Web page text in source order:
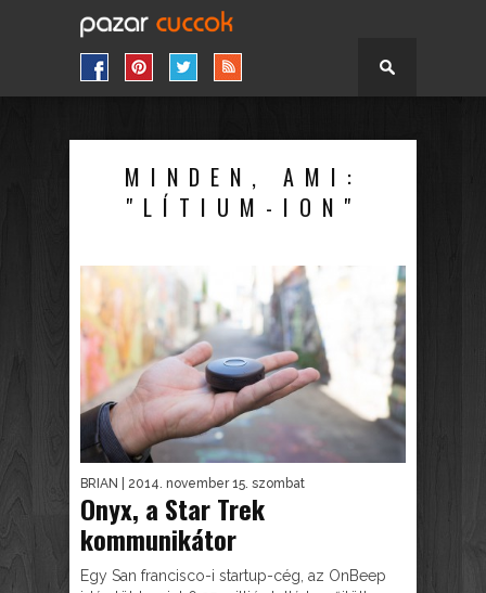
MINDEN, AMI:
"LÍTIUM-ION"
BRIAN | 2014. november 15. szombat
Onyx, a Star Trek
kommunikátor
Egy San francisco-i startup-cég, az OnBeep